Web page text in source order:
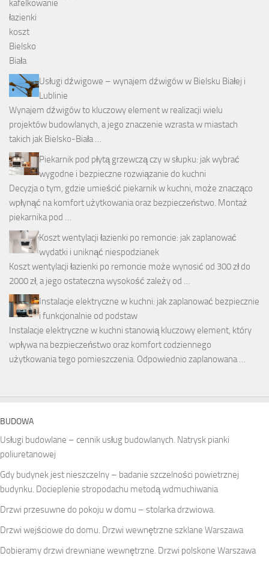
Usługi dźwigowe – wynajem dźwigów w Bielsku Białej i
Lublinie
Wynajem dźwigów to kluczowy element w realizacji wielu
projektów budowlanych, a jego znaczenie wzrasta w miastach
takich jak Bielsko-Biała …
Piekarnik pod płytą grzewczą czy w słupku: jak wybrać
wygodne i bezpieczne rozwiązanie do kuchni
Decyzja o tym, gdzie umieścić piekarnik w kuchni, może znacząco
wpłynąć na komfort użytkowania oraz bezpieczeństwo. Montaż
piekarnika pod …
Koszt wentylacji łazienki po remoncie: jak zaplanować
wydatki i uniknąć niespodzianek
Koszt wentylacji łazienki po remoncie może wynosić od 300 zł do
2000 zł, a jego ostateczna wysokość zależy od …
Instalacje elektryczne w kuchni: jak zaplanować bezpiecznie
i funkcjonalnie od podstaw
Instalacje elektryczne w kuchni stanowią kluczowy element, który
wpływa na bezpieczeństwo oraz komfort codziennego
użytkowania tego pomieszczenia. Odpowiednio zaplanowana …
BUDOWA
Usługi budowlane – cennik usług budowlanych. Natrysk pianki
poliuretanowej
Gdy budynek jest nieszczelny – badanie szczelności powietrznej
budynku. Docieplenie stropodachu metodą wdmuchiwania
Drzwi przesuwne do pokoju w domu – stolarka drzwiowa.
Drzwi wejściowe do domu. Drzwi wewnętrzne szklane Warszawa
Dobieramy drzwi drewniane wewnętrzne. Drzwi polskone Warszawa